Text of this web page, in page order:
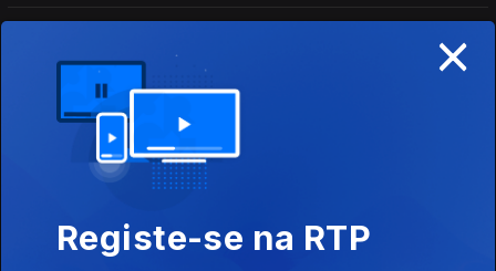
3h Caso Luís Neves. PR reitera preservação
das instituições
07 ago. 2026
chegam às escolas
07 ago. 2026
×
Registe-se na RTP